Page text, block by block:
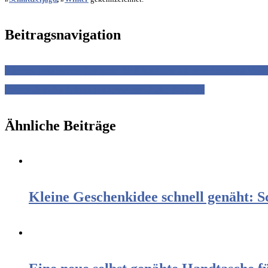
Beitragsnavigation
Ähnliche Beiträge
Kleine Geschenkidee schnell genäht: